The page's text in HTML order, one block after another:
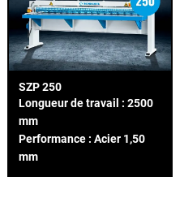
SZP 250
Longueur de travail : 2500
mm
Performance : Acier 1,50
mm